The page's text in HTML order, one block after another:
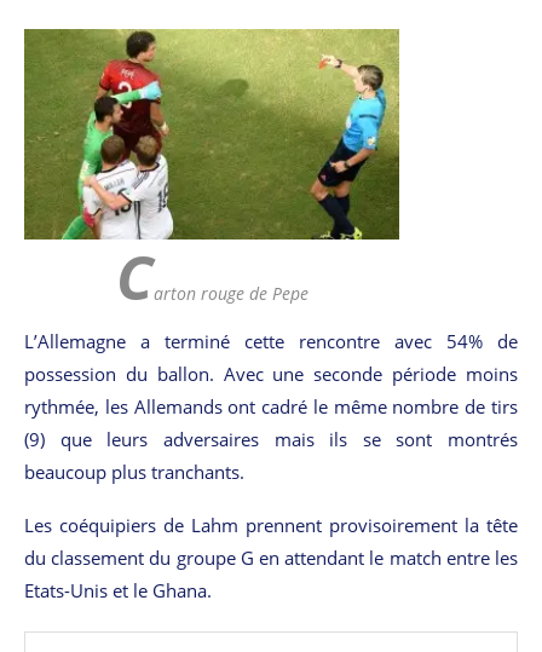
Carton rouge de Pepe
L’Allemagne a terminé cette rencontre avec 54% de
possession du ballon. Avec une seconde période moins
rythmée, les Allemands ont cadré le même nombre de tirs
(9) que leurs adversaires mais ils se sont montrés
beaucoup plus tranchants.
Les coéquipiers de Lahm prennent provisoirement la tête
du classement du groupe G en attendant le match entre les
Etats-Unis et le Ghana.